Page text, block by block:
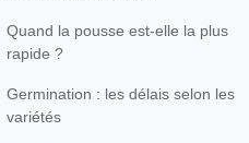
Quand la pousse est-elle la plus
rapide ?
Germination : les délais selon les
variétés